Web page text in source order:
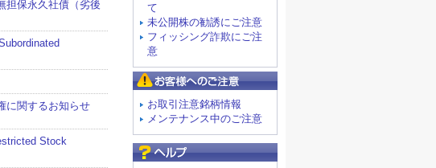
て
未公開株の勧誘にご注意
フィッシング詐欺にご注
意
お取引注意銘柄情報
メンテナンス中のご注意